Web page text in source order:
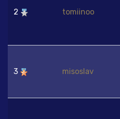
2 tomiinoo
3 misoslav